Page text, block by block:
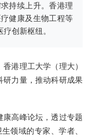
持续上升。香港理
健康及生物工程等
创新枢纽。
港理工大学（理大）
研力量，推动科研成果
康高峰论坛，透过专题
领域的专家、学者、